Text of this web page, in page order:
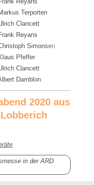
Terporten
Clancett
Reyans
Simonsen
Pfeffer
Clancett
Damblon
2020 aus
in der ARD